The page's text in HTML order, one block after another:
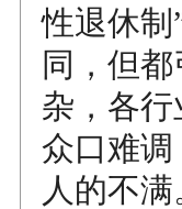
性退休制
同，但
杂，各
众口难
人的不